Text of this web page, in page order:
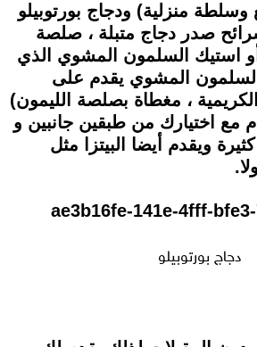
وسلطة منزلية) ودجاج بورتوبيلو
صدر دجاج متبلة ، صلصة
أو استيك السلمون المشوي الذي
المشوي يقدم على
، مغطاة بصلصة الليمون)
مع اختيارك من طبقين جانبين و
ويقدم أيضا البيتزا مثل
دجاج بورتوبيلو